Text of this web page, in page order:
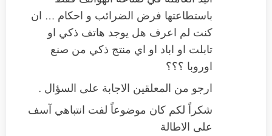
باستطاعتها فرض الضرائب و احكام … ان
كنت لم اعرف هل يوجد هاتف ذكي او
تابلت او اباد او اي منتج ذكي من صنع
اوروبا ؟؟؟
ارجو من المعلقين الاجابة على السؤال .
شكراً لكم كان موضوعاً لفت انتباهي آسف
على الاطالة